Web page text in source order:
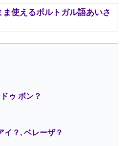
使えるポルトガル語あいさ
ゥ ボン？
イ？, ベレーザ？